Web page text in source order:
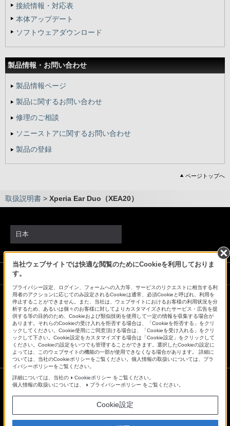
接続情報・対応表
本体アップデート
ソフトウェアダウンロード
製品情報・ お問い合わせ
製品情報ページ
製品に関するお問い合わせ
修理のご相談
ソニーストアに関するお問い合わせ
製品の登録
ページトップへ
取扱説明書 > Xperia Ear Duo（XEA20）
当社ウェブサイトでは快適な閲覧のためにCookieを利用しておりま
す。
プライバシー設定、ログイン、フォームへの入力等、サービスのリクエストに相当する利
用者のアクションに応じてのみ設定されるCookieは通常、必須Cookieと呼ばれ、利用を
停止することができません。また、当社は、ウェブサイトにおけるお客様の利用状況を分
析するため、あるいは個々のお客様に対してよりカスタマイズされたサービス・広告を提
供する等の目的のため、Cookieおよび類似技術を使用して一定の情報を収集する場合が
あります。それらのCookieの受け入れを拒否する場合は、「Cookieを拒否する」をクリ
ックしてください。Cookie使用にご同意頂ける場合は、「Cookieを受け入れる」をクリ
ックして下さい。Cookie設定をカスタマイズする場合は「Cookie設定」をクリックして
ください。Cookieの設定をいつでも管理することができます。選択したCookieの設定に
よっては、このウェブサイトの機能の一部が使用できなくなる場合があります。 詳細に
ついては、当社のCookieポリシーをご覧ください。個人情報の取扱いについては、プラ
イバシーポリシーをご覧ください。
詳細については、当社の
Cookieポリシー をご覧ください。
個人情報の取扱いについては、
プライバシーポリシー をご覧ください。
Cookie設定
日本
ソニーストアでのお買い物にあたって
会社情報 採用情報 特約店のご案内
ニュースリリース
環境情報
My Sony 利用規約
プライバシーポリシー
正しい表示への取り組み